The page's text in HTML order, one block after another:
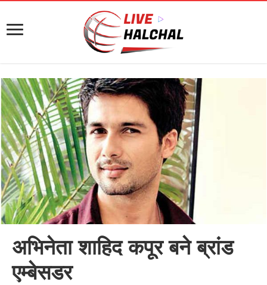
अभिनेता शाहिद कपूर बने ब्रांड
एम्बेसडर